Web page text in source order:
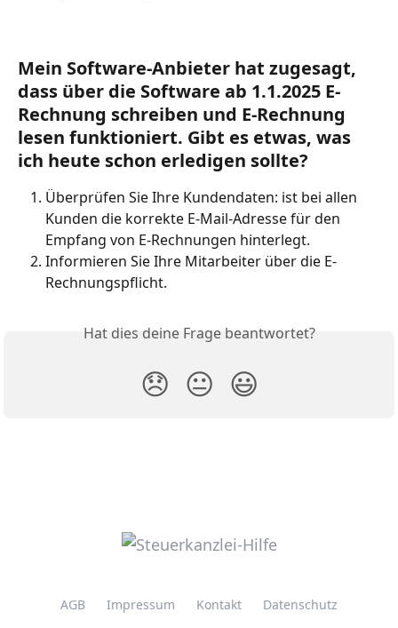
Mein Software-Anbieter hat zugesagt,
dass über die Software ab 1.1.2025 E-
Rechnung schreiben und E-Rechnung
lesen funktioniert. Gibt es etwas, was
ich heute schon erledigen sollte?
Überprüfen Sie Ihre Kundendaten: ist bei allen
Kunden die korrekte E-Mail-Adresse für den
Empfang von E-Rechnungen hinterlegt.
Informieren Sie Ihre Mitarbeiter über die E-
Rechnungspflicht.
Hat dies deine Frage beantwortet?
😞 😐 😃
AGB Impressum Kontakt Datenschutz